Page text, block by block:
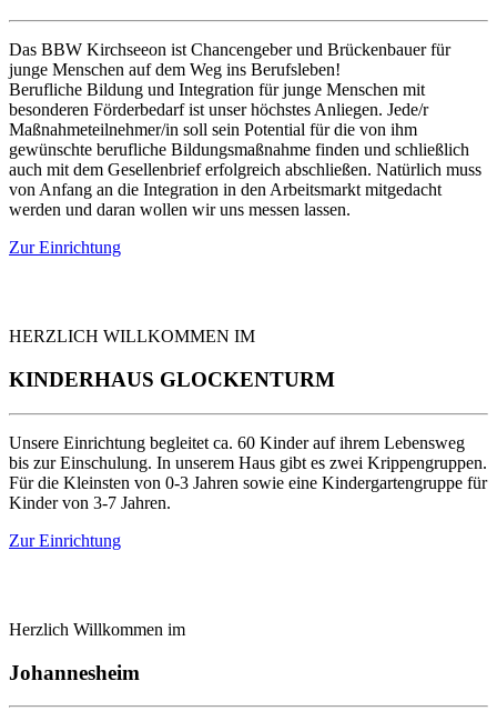
Das BBW Kirchseeon ist Chancengeber und Brückenbauer für
junge Menschen auf dem Weg ins Berufsleben!
Berufliche Bildung und Integration für junge Menschen mit
besonderen Förderbedarf ist unser höchstes Anliegen. Jede/r
Maßnahmeteilnehmer/in soll sein Potential für die von ihm
gewünschte berufliche Bildungsmaßnahme finden und schließlich
auch mit dem Gesellenbrief erfolgreich abschließen. Natürlich muss
von Anfang an die Integration in den Arbeitsmarkt mitgedacht
werden und daran wollen wir uns messen lassen.
Zur Einrichtung
HERZLICH WILLKOMMEN IM
KINDERHAUS GLOCKENTURM
Unsere Einrichtung begleitet ca. 60 Kinder auf ihrem Lebensweg
bis zur Einschulung. In unserem Haus gibt es zwei Krippengruppen.
Für die Kleinsten von 0-3 Jahren sowie eine Kindergartengruppe für
Kinder von 3-7 Jahren.
Zur Einrichtung
Herzlich Willkommen im
Johannesheim